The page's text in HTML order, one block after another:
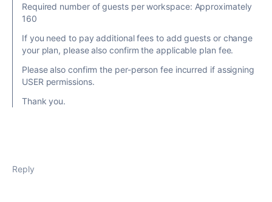
Required number of guests per workspace: Approximately
160
If you need to pay additional fees to add guests or change
your plan, please also confirm the applicable plan fee.
Please also confirm the per-person fee incurred if assigning
USER permissions.
Thank you.
Reply